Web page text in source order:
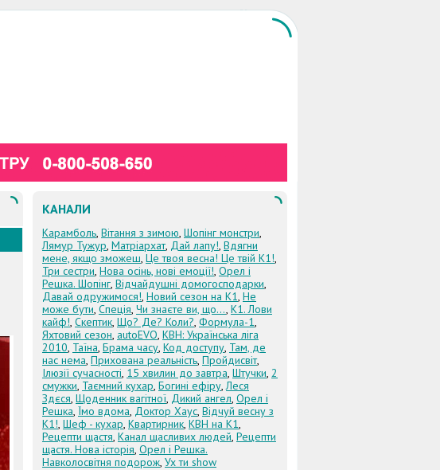
КАНАЛИ
Карамболь, Вітання з зимою, Шопінг монстри,
Лямур Тужур, Матріархат, Дай лапу!, Вдягни
мене, якщо зможеш, Це твоя весна! Це твій К1!,
Три сестри, Нова осінь, нові емоції!, Орел і
Решка. Шопінг, Відчайдушні домогосподарки,
Давай одружимося!, Новий сезон на К1, Не
може бути, Спеція, Чи знаєте ви, що..., К1. Лови
кайф!, Скептик, Що? Де? Коли?, Формула-1,
Яхтовий сезон, autoEVO, КВН: Українська ліга
2010, Таїна, Брама часу, Код доступу, Там, де
нас нема, Прихована реальність, Пройдисвіт,
Ілюзії сучасності, 15 хвилин до завтра, Штучки, 2
смужки, Таємний кухар, Богині ефіру,Леся
Здєся, Щоденник вагітної, Дикий ангел, Орел і
Решка, Їмо вдома, Доктор Хаус, Відчуй весну з
К1!, Шеф - кухар, Квартирник, КВН на К1,
Рецепти щастя, Канал щасливих людей, Рецепти
щастя. Нова історія, Орел і Решка.
Навколосвітня подорож, Ух ти show